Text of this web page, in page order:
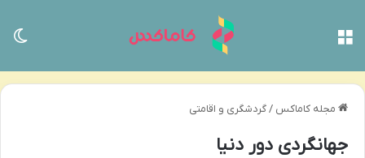
مجله کاماکس /گردشگری و اقامتی
جهانگردی دور دنیا